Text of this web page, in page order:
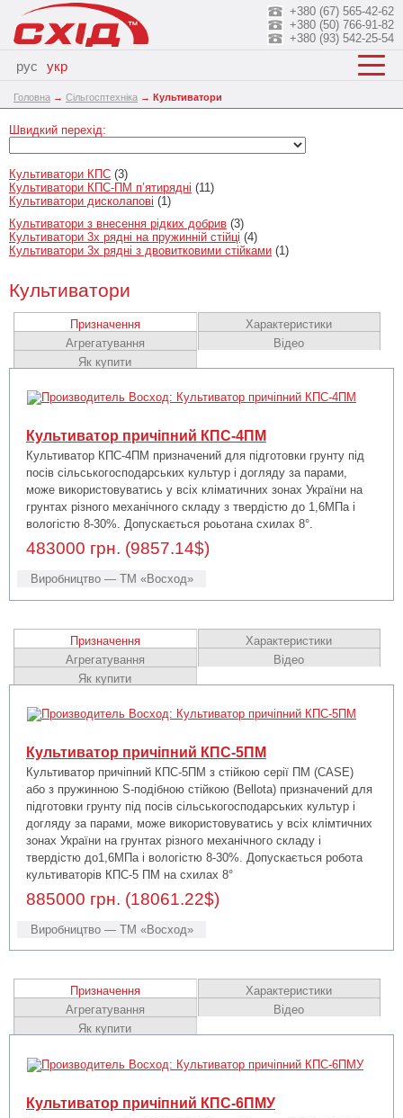
рус укр
+380 (67) 565-42-62
+380 (50) 766-91-82
+380 (93) 542-25-54
Головна → Сільгосптехніка → Культиватори
Швидкий перехід:
Культиватори КПС (3)
Культиватори КПС-ПМ п’ятирядні (11)
Культиватори дисколапові (1)
Культиватори з внесення рідких добрив (3)
Культиватори 3х рядні на пружинній стійці (4)
Культиватори 3х рядні з двовитковими стійками (1)
Культиватори
Призначення
Характеристики
Агрегатування
Відео
Як купити
Культиватор причіпний КПС-4ПМ
Культиватор КПС-4ПМ призначений для підготовки грунту під
посів сільськогосподарських культур і догляду за парами,
може використовуватись у всіх кліматичних зонах України на
грунтах різного механічного складу з твердістю до 1,6МПа і
вологістю 8-30%. Допускається роьотана схилах 8°.
483000 грн. (9857.14$)
Виробництво — ТМ «Восход»
Призначення
Характеристики
Агрегатування
Відео
Як купити
Культиватор причіпний КПС-5ПМ
Культиватор причіпний КПС-5ПМ з стійкою серії ПМ (CASE)
або з пружинною S-подібною стійкою (Bellota) призначений для
підготовки грунту під посів сільськогосподарських культур і
догляду за парами, може використовуватись у всіх клімтичних
зонах України на грунтах різного механічного складу і
твердістю до1,6МПа і вологістю 8-30%. Допускається робота
культиваторів КПС-5 ПМ на схилах 8°
885000 грн. (18061.22$)
Виробництво — ТМ «Восход»
Призначення
Характеристики
Агрегатування
Відео
Як купити
Культиватор причіпний КПС-6ПМУ